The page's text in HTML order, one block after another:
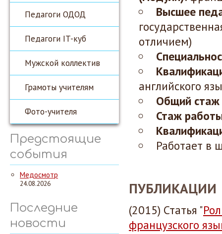
Педагоги ОДОД
Педагоги IT-куб
Мужской коллектив
Грамоты учителям
Фото-учителя
Предстоящие
события
Медосмотр
24.08.2026
Последние
новости
Высшее
отличием)
английского
Общий
Стаж
Работает в
ПУБЛИКАЦИИ
(2015) Статья "
французского